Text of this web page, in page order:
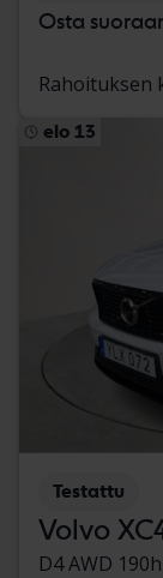
Osta
Rahoituksen
elo 13
Testattu
Volvo
D4 AWD